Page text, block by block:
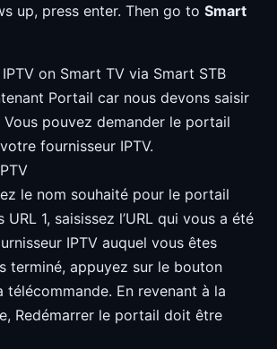
up, press enter. Then go to Smart
Portail car nous devons saisir
Vous pouvez demander le portail
fournisseur IPTV.
le nom souhaité pour le portail
1, saisissez l’URL qui vous a été
IPTV auquel vous êtes
terminé, appuyez sur le bouton
télécommande. En revenant à la
Redémarrer le portail doit être